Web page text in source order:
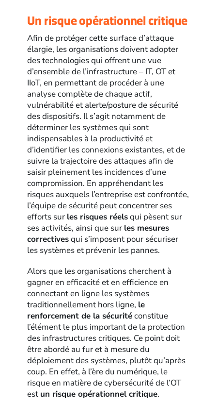
Un risque opérationnel critique
Afin de protéger cette surface d’attaque
élargie, les organisations doivent adopter
des technologies qui offrent une vue
d’ensemble de l’infrastructure – IT, OT et
IIoT, en permettant de procéder à une
analyse complète de chaque actif,
vulnérabilité et alerte/posture de sécurité
des dispositifs. Il s’agit notamment de
déterminer les systèmes qui sont
indispensables à la productivité et
d’identifier les connexions existantes, et de
suivre la trajectoire des attaques afin de
saisir pleinement les incidences d’une
compromission. En appréhendant les
risques auxquels l’entreprise est confrontée,
l’équipe de sécurité peut concentrer ses
efforts sur les risques réelsqui pèsent sur
ses activités, ainsi que sur les mesures
correctivesqui s’imposent pour sécuriser
les systèmes et prévenir les pannes.
Alors que les organisations cherchent à
gagner en efficacité et en efficience en
connectant en ligne les systèmes
traditionnellement hors ligne, le
renforcement de la sécuritéconstitue
l’élément le plus important de la protection
des infrastructures critiques. Ce point doit
être abordé au fur et à mesure du
déploiement des systèmes, plutôt qu’après
coup. En effet, à l’ère du numérique, le
risque en matière de cybersécurité de l’OT
est un risque opérationnel critique.